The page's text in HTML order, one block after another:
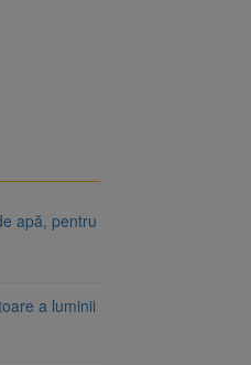
apă, pentru
a luminii